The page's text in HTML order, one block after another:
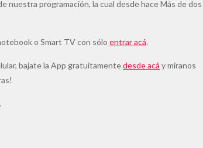
nuestra programación, la cual desde hace Más de dos
o Smart TV con sólo entrar acá.
bajate la App gratuitamentedesde acá y miranos